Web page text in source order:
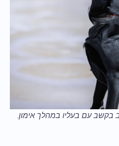
בקשב עם בעליו במהלך אימון.